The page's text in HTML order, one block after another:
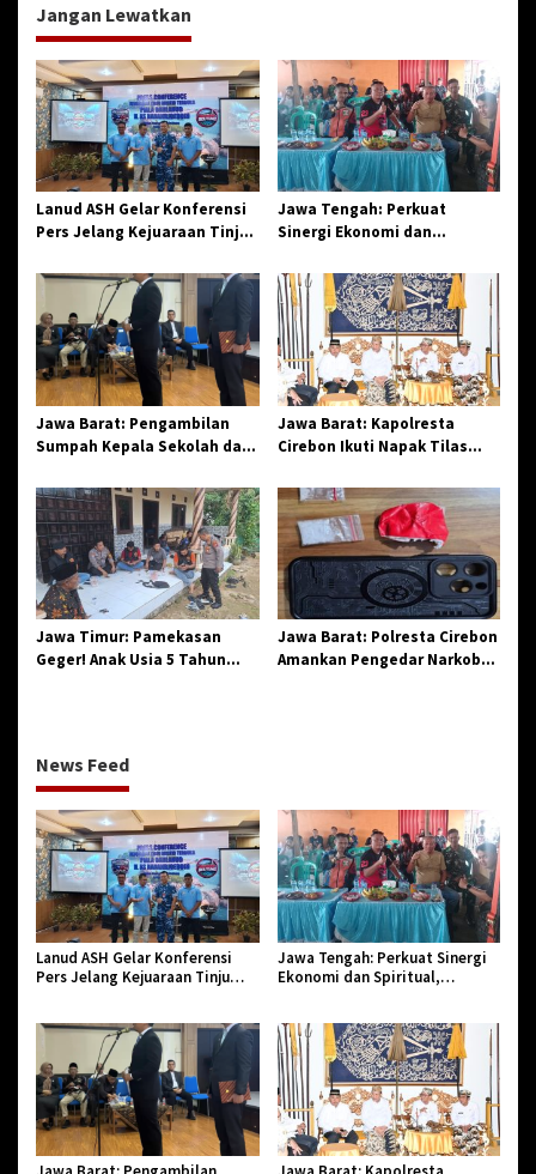
g
a
s
i
p
o
s
Jangan Lewatkan
Lanud ASH Gelar Konferensi
Pers Jelang Kejuaraan Tinju
2026
Jawa Tengah: Perkuat
Sinergi Ekonomi dan
Jangkar Gelar Halal Bi Halal
di Losari
Jawa Barat: Pengambilan
Sumpah Kepala Sekolah dan
Penegasan Integritas
Aparatur Pendidikan dan
Birokrasi
Jawa Barat: Kapolresta
Cirebon Ikuti Napak Tilas
Sinergi dan Pelestarian
Sejarah
Jawa Timur: Pamekasan
Geger! Anak Usia 5 Tahun
Jawa Barat: Polresta Cirebon
Amankan Pengedar Narkoba
News Feed
Lanud ASH Gelar Konferensi
Pers Jelang Kejuaraan Tinju
Jawa Tengah: Perkuat Sinergi
Ekonomi dan Spiritual,